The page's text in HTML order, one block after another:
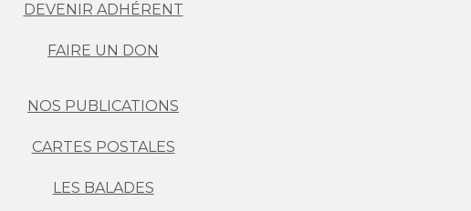
DEVENIR ADHÉRENT
FAIRE UN DON
NOS PUBLICATIONS
CARTES POSTALES
LES BALADES